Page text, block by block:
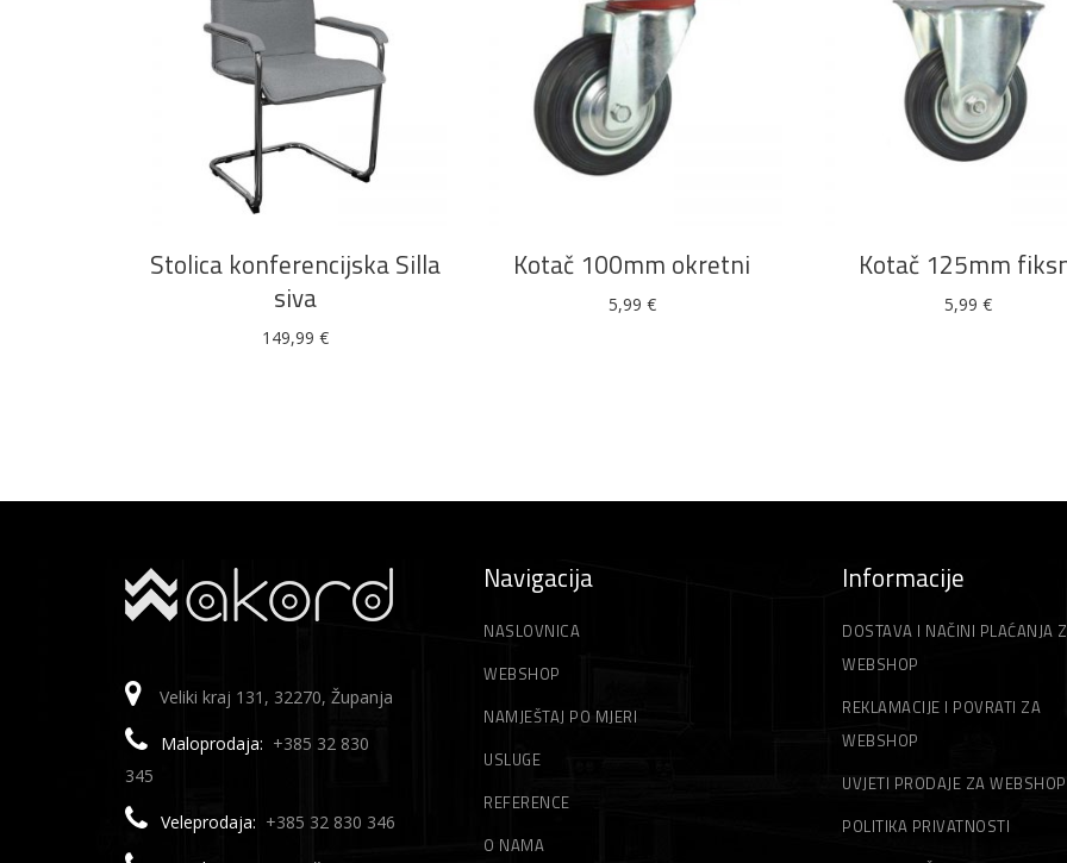
DODAJ U KOŠARICU
Stolica konferencijska Silla
siva
149,99€
DODAJ U KOŠARICU
Kotač 100mm okretni
5,99 €
DODAJ U KOŠARICU
Kotač 125mm
5,99€
Veliki kraj 131, 32270, Županja
Maloprodaja: +385 32 830
345
Veleprodaja: +385 32 830 346
Navigacija
NASLOVNICA
WEBSHOP
NAMJEŠTAJ PO MJERI
USLUGE
REFERENCE
O NAMA
Informacije
DOSTAVA I NAČINI PLAĆANJA
WEBSHOP
REKLAMACIJE I POVRATI ZA
WEBSHOP
UVJETI PRODAJE ZA WEBSHOP
POLITIKA PRIVATNOSTI